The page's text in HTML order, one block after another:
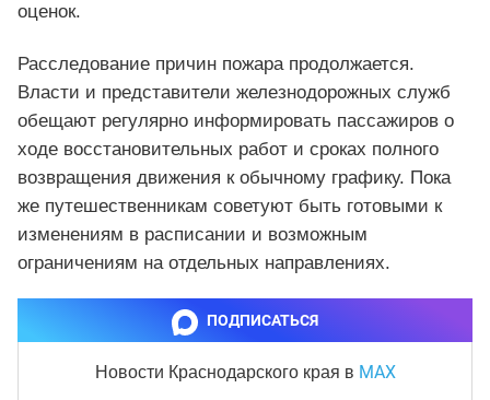
оценок.
Расследование причин пожара продолжается.
Власти и представители железнодорожных служб
обещают регулярно информировать пассажиров о
ходе восстановительных работ и сроках полного
возвращения движения к обычному графику. Пока
же путешественникам советуют быть готовыми к
изменениям в расписании и возможным
ограничениям на отдельных направлениях.
ПОДПИСАТЬСЯ
Новости Краснодарского края в MAX